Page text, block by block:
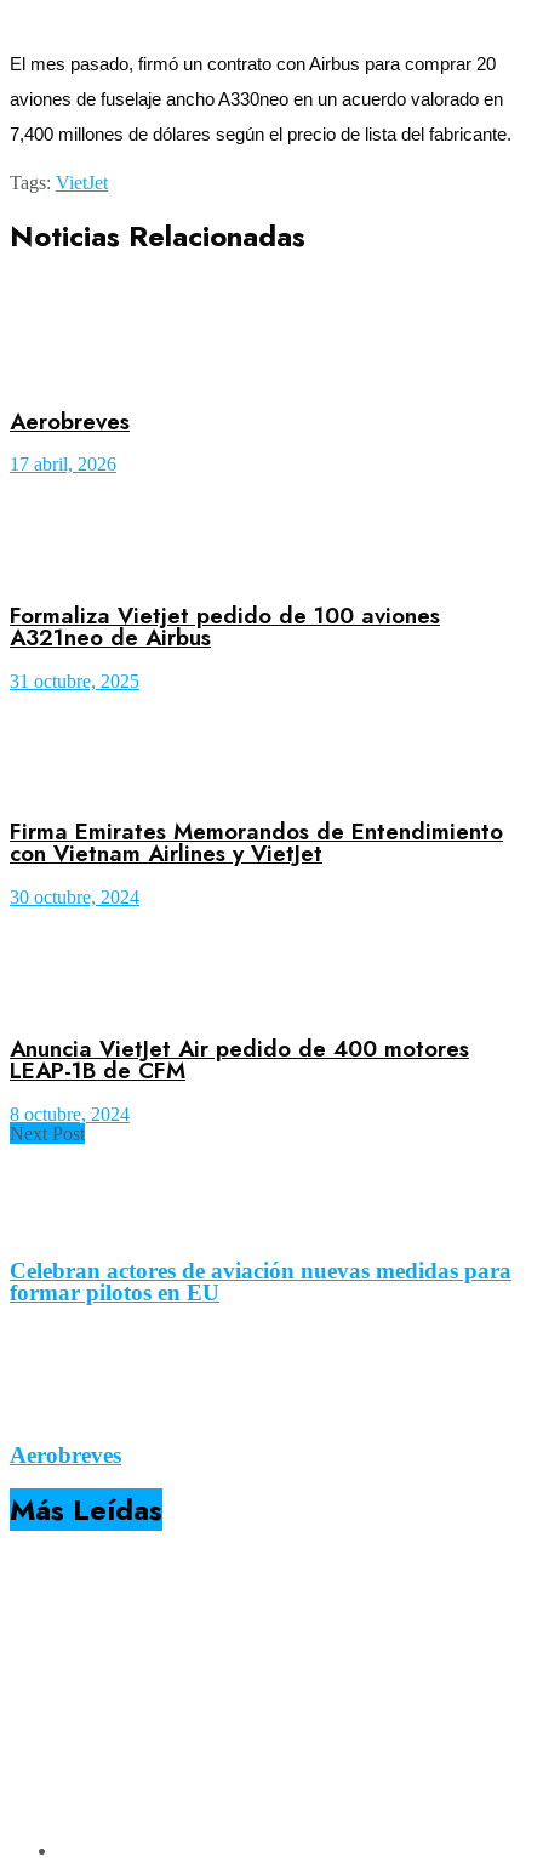
El mes pasado, firmó un contrato con Airbus para comprar 20
aviones de fuselaje ancho A330neo en un acuerdo valorado en
7,400 millones de dólares según el precio de lista del fabricante.
Tags: VietJet
Noticias Relacionadas
Aerobreves
17 abril, 2026
Formaliza Vietjet pedido de 100 aviones
A321neo de Airbus
31 octubre, 2025
Firma Emirates Memorandos de Entendimiento
con Vietnam Airlines y VietJet
30 octubre, 2024
Anuncia VietJet Air pedido de 400 motores
LEAP-1B de CFM
8 octubre, 2024
Next Post
Celebran actores de aviación nuevas medidas para
formar pilotos en EU
Aerobreves
Más Leídas